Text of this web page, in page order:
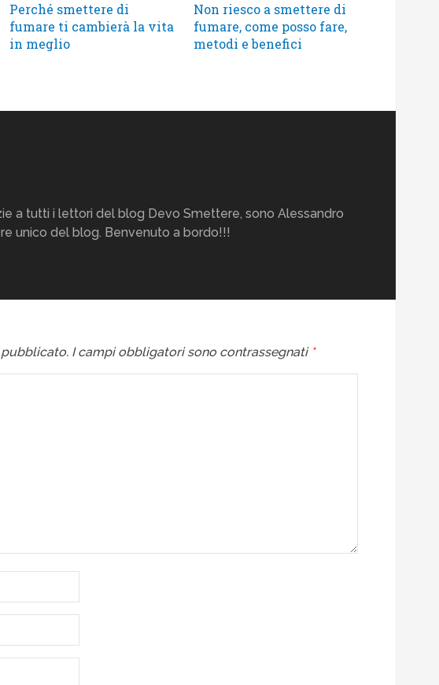
Perché smettere di
fumare ti cambierà la vita
in meglio
Non riesco a smettere di
fumare, come posso fare,
metodi e benefici
a tutti i lettori del blog Devo Smettere, sono Alessandro
unico del blog. Benvenuto a bordo!!!
I campi obbligatori sono contrassegnati *